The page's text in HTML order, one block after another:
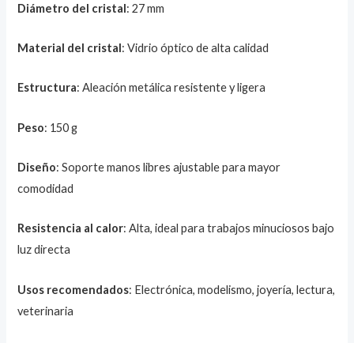
Diámetro del cristal: 27 mm
Material del cristal: Vidrio óptico de alta calidad
Estructura: Aleación metálica resistente y ligera
Peso: 150 g
Diseño: Soporte manos libres ajustable para mayor
comodidad
Resistencia al calor: Alta, ideal para trabajos minuciosos bajo
luz directa
Usos recomendados: Electrónica, modelismo, joyería, lectura,
veterinaria